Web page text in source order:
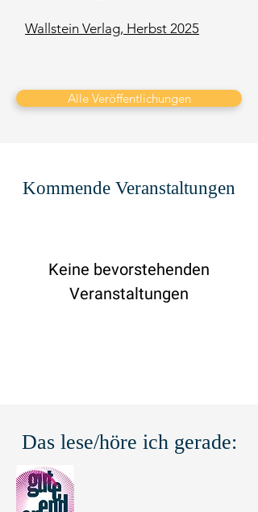
Wallstein Verlag, Herbst 2025
Alle Veröffentlichungen
Kommende Veranstaltungen
Keine bevorstehenden
Veranstaltungen
Das lese/höre ich gerade: